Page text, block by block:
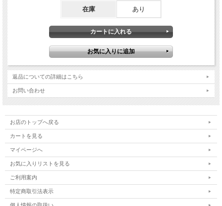
在庫 あり
返品についての詳細はこちら
お問い合わせ
お店のトップへ戻る
カートを見る
マイページへ
お気に入りリストを見る
ご利用案内
特定商取引法表示